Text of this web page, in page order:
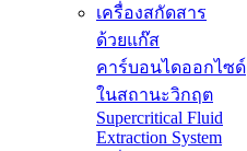
เครื่องสกัดสาร
ด้วยแก๊ส
คาร์บอนไดออกไซด์
ในสถานะวิกฤต
Supercritical Fluid
Extraction System